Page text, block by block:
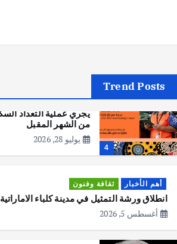
Trend Posts
يوليو 30, 2026
4
من الشهر المقبل
يوليو 28, 2026
أهم الأخبار ثقافة وفنون
انطلاق ورشة التمثيل في مدينة كلباء الاماراتية
أغسطس 5, 2026